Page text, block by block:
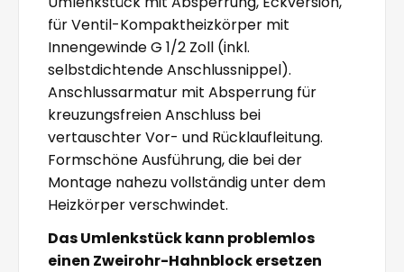
für Ventil-Kompaktheizkörper mit
Innengewinde G 1/2 Zoll (inkl.
selbstdichtende Anschlussnippel).
Anschlussarmatur mit Absperrung für
kreuzungsfreien Anschluss bei
vertauschter Vor- und Rücklaufleitung.
Formschöne Ausführung, die bei der
Montage nahezu vollständig unter dem
Heizkörper verschwindet.
Das Umlenkstück kann problemlos
einen Zweirohr-Hahnblock ersetzen